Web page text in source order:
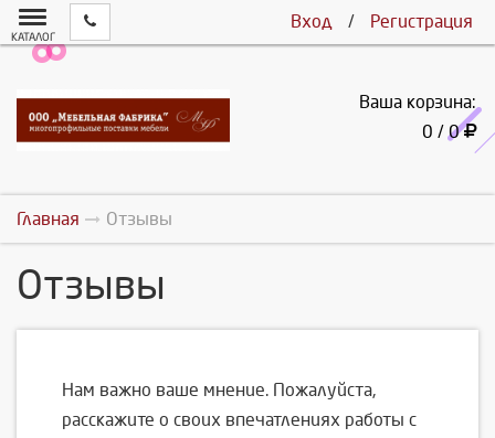
Вход / Регистрация
КАТАЛОГ
Ваша корзина:
0 / 0
Главная Отзывы
Отзывы
Нам важно ваше мнение. Пожалуйста,
расскажите о своих впечатлениях работы с